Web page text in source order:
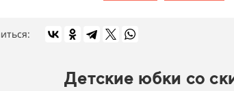
Детские юбки со